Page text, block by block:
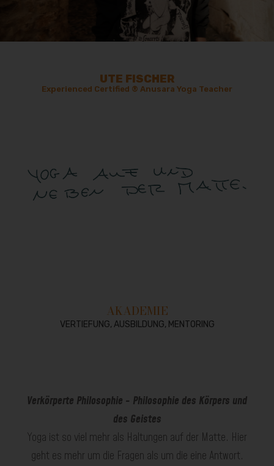
UTE FISCHER
Experienced Certified ® Anusara Yoga Teacher
AKADEMIE
VERTIEFUNG, AUSBILDUNG, MENTORING
Verkörperte Philosophie - Philosophie des Körpers und
des Geistes
Yoga ist so viel mehr als Haltungen auf der Matte. Hier
geht es mehr um die Fragen als um die eine Antwort.